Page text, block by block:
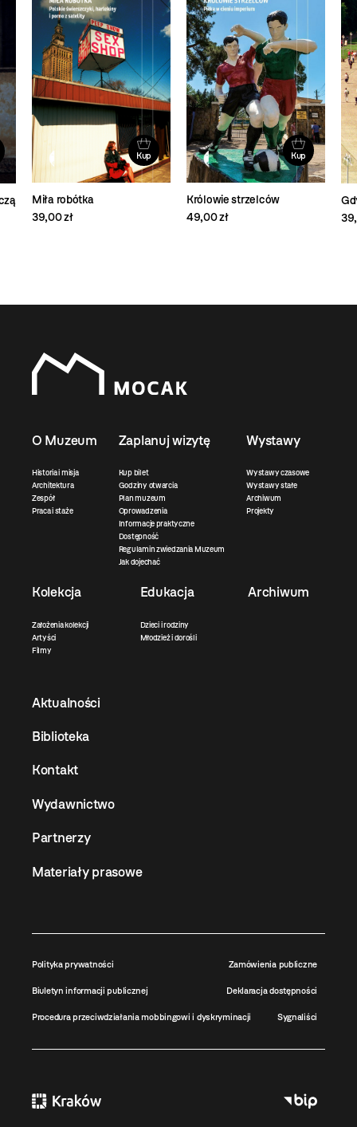
Kup
Miła robótka
39,00 zł
Kup
Królowie strzelców
49,00 zł
O Muzeum
Historia i misja
Architektura
Zespół
Praca i staże
Zaplanuj wizytę
Kup bilet
Godziny otwarcia
Plan muzeum
Oprowadzenia
Informacje praktyczne
Dostępność
Regulamin zwiedzania Muzeum
Jak dojechać
Wystawy
Wystawy czasowe
Wystawy stałe
Archiwum
Projekty
Kolekcja
Założenia kolekcji
Artyści
Filmy
Edukacja
Dzieci i rodziny
Młodzież i dorośli
Archiwum
Aktualności
Biblioteka
Kontakt
Wydawnictwo
Partnerzy
Materiały prasowe
Polityka prywatności Zamówienia publiczne
Biuletyn informacji publicznej Deklaracja dostępności
Procedura przeciwdziałania mobbingowi i dyskryminacji Sygnaliści